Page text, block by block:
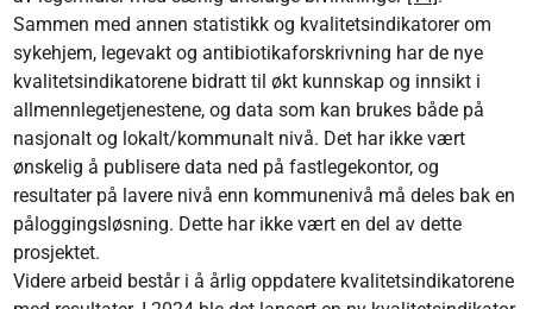
Sammen med annen statistikk og kvalitetsindikatorer om
sykehjem, legevakt og antibiotikaforskrivning har de nye
kvalitetsindikatorene bidratt til økt kunnskap og innsikt i
allmennlegetjenestene, og data som kan brukes både på
nasjonalt og lokalt/kommunalt nivå. Det har ikke vært
ønskelig å publisere data ned på fastlegekontor, og
resultater på lavere nivå enn kommunenivå må deles bak en
påloggingsløsning. Dette har ikke vært en del av dette
prosjektet.
Videre arbeid består i å årlig oppdatere kvalitetsindikatorene